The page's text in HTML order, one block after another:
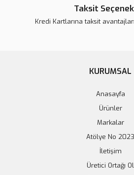
18650 Pil Kutusu 3 Bölmeli 18650
Taksit
Kredi Kartlarına taksit
KURUMSAL
Anasayfa
Ürünler
Markalar
Atölye No 2023
İletişim
Üretici Ortağı Ol